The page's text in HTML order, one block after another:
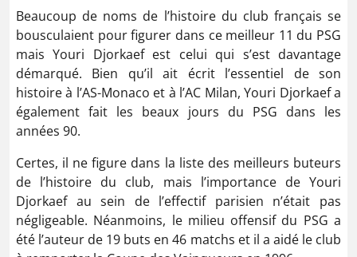
Beaucoup de noms de l’histoire du club français se
bousculaient pour figurer dans ce meilleur 11 du PSG
mais Youri Djorkaef est celui qui s’est davantage
démarqué. Bien qu’il ait écrit l’essentiel de son
histoire à l’AS-Monaco et à l’AC Milan, Youri Djorkaef a
également fait les beaux jours du PSG dans les
années 90.
Certes, il ne figure dans la liste des meilleurs buteurs
de l’histoire du club, mais l’importance de Youri
Djorkaef au sein de l’effectif parisien n’était pas
négligeable. Néanmoins, le milieu offensif du PSG a
été l’auteur de 19 buts en 46 matchs et il a aidé le club